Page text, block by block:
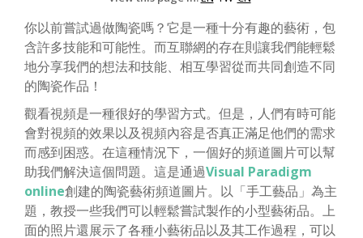
你以前嘗試過做陶瓷嗎？它是一種十分有趣的藝術，包
含許多技能和可能性。而互聯網的存在則讓我們能輕鬆
地分享我們的想法和技能、相互學習從而共同創造不同
的陶瓷作品！
觀看視頻是一種很好的學習方式。但是，人們有時可能
會對視頻的效果以及視頻內容是否真正滿足他們的需求
而感到困惑。在這種情況下，一個好的頻道圖片可以幫
助我們解決這個問題。這是通過Visual Paradigm
online創建的陶瓷藝術頻道圖片。以「手工藝品」為主
題，教授一些我們可以輕鬆嘗試製作的小型藝術品。上
面的照片還展示了各種小藝術品以及其工作過程，可以